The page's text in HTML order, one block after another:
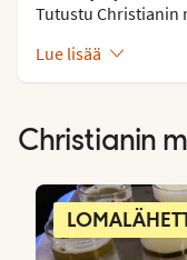
Tutustu Christianin
Lue lisää
Christianin